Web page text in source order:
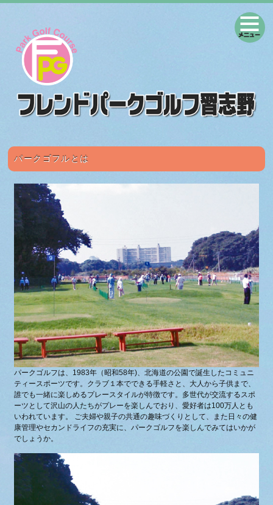
パークゴフルとは
パークゴルフは、1983年（昭和58年)、北海道の公園で誕生したコミュニ
ティースポーツです。クラブ１本でできる手軽さと、大人から子供まで、
誰でも一緒に楽しめるプレースタイルが特徴です。多世代が交流するスポ
ーツとして沢山の人たちがプレーを楽しんでおり、愛好者は100万人とも
いわれています。 ご夫婦や親子の共通の趣味づくりとして、また日々の健
康管理やセカンドライフの充実に、パークゴルフを楽しんでみてはいかが
でしょうか。